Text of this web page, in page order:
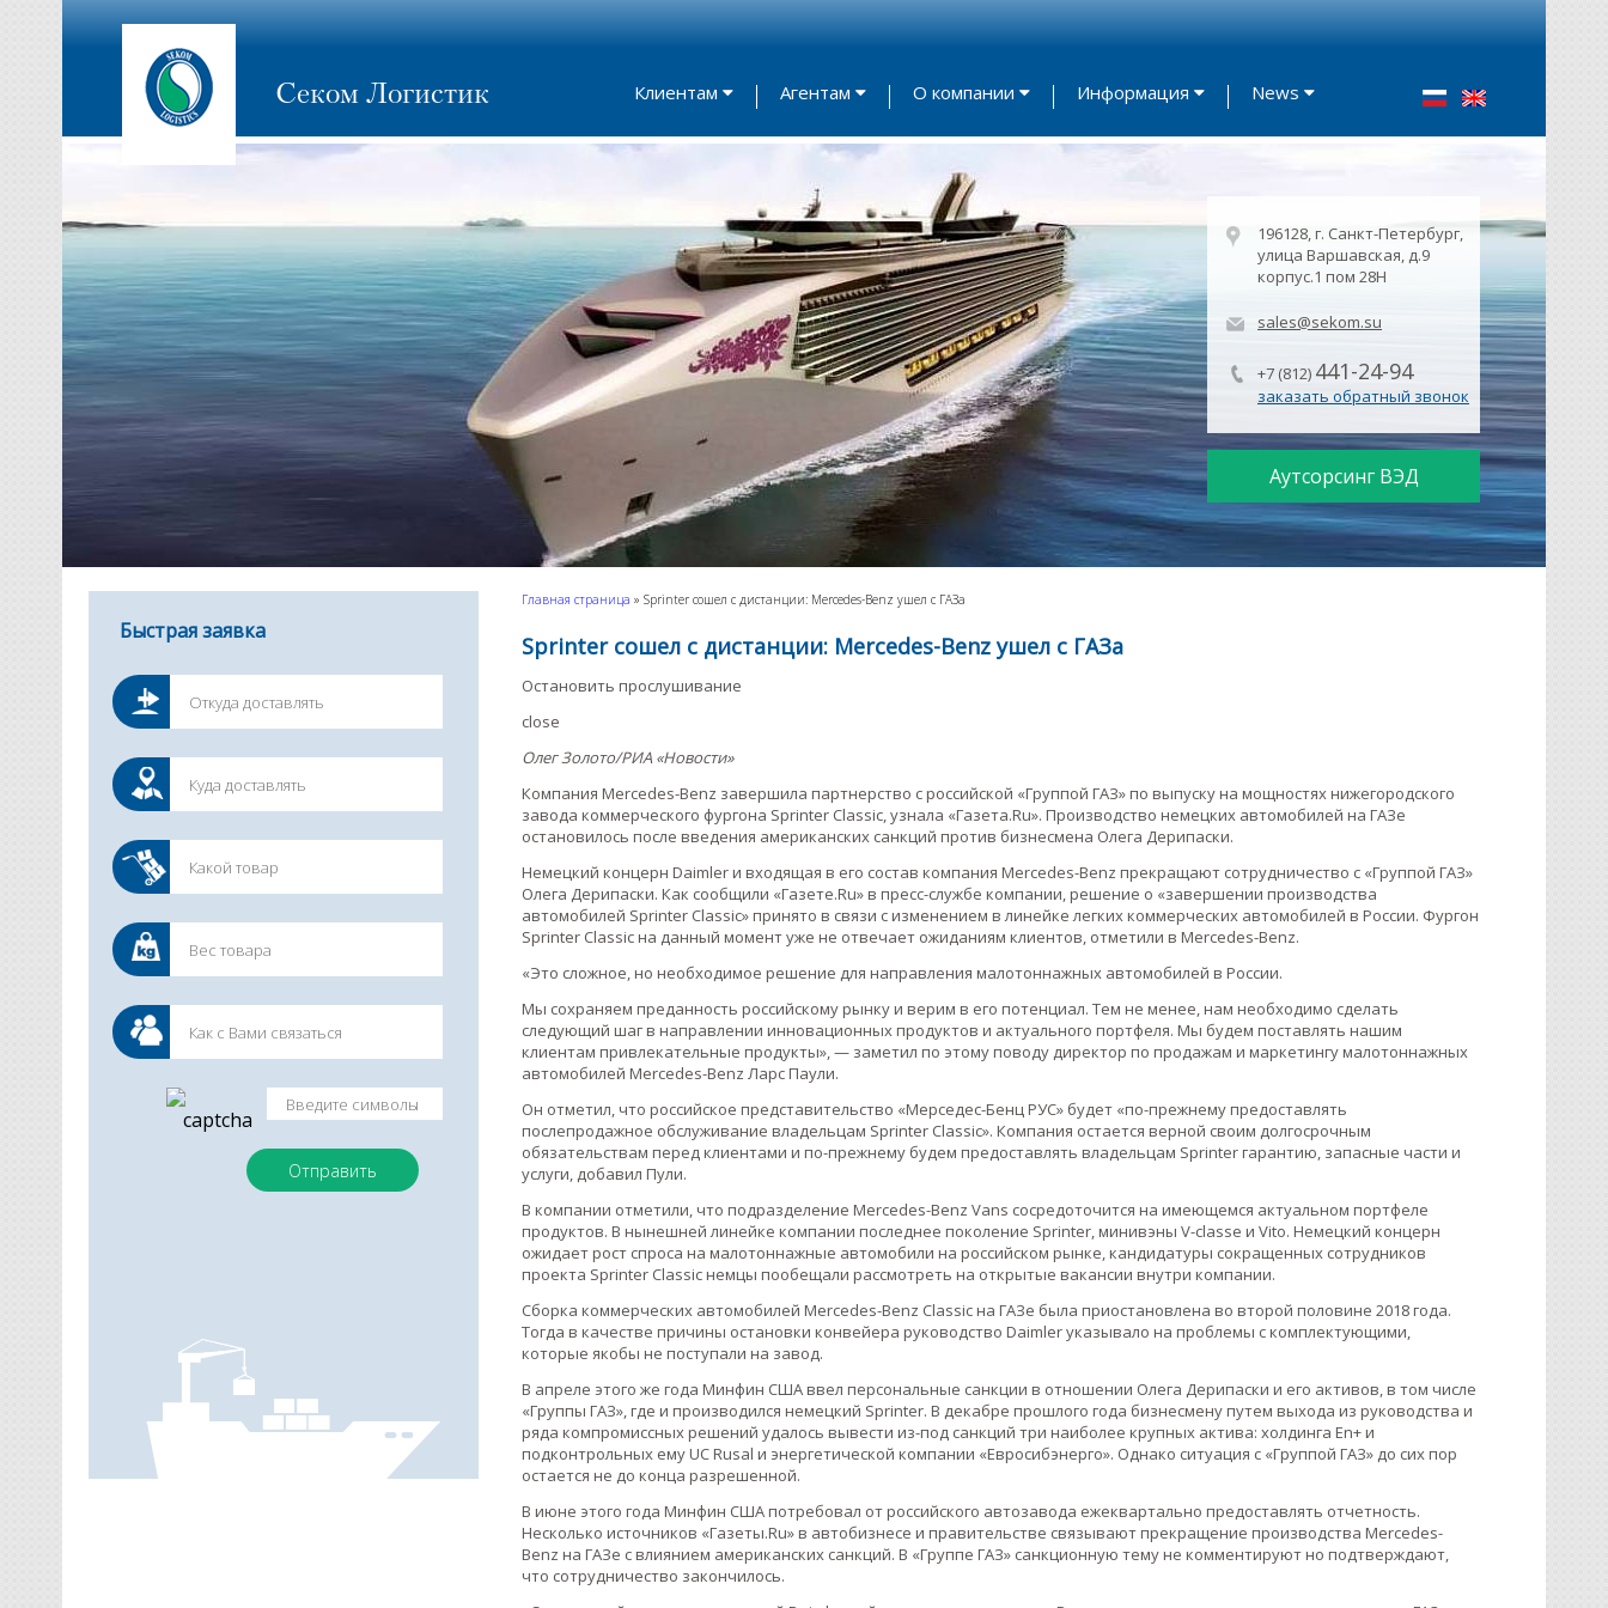
Секом Логистик Клиентам Агентам О компании Информация News
196128, г. Санкт-Петербург,
улица Варшавская, д.9
корпус.1 пом 28Н
sales@sekom.su
+7 (812) 441-24-94
заказать обратный звонок
Аутсорсинг ВЭД
Быстрая заявка
Главная страница » Sprinter сошел с дистанции: Mercedes-Benz ушел с ГАЗа
Sprinter сошел с дистанции: Mercedes-Benz ушел с ГАЗа
Остановить прослушивание
close
Олег Золото/РИА «Новости»
Компания Mercedes-Benz завершила партнерство с российской «Группой ГАЗ» по выпуску на мощностях нижегородского
завода коммерческого фургона Sprinter Classic, узнала «Газета.Ru». Производство немецких автомобилей на ГАЗе
остановилось после введения американских санкций против бизнесмена Олега Дерипаски.
Немецкий концерн Daimler и входящая в его состав компания Mercedes-Benz прекращают сотрудничество с «Группой ГАЗ»
Олега Дерипаски. Как сообщили «Газете.Ru» в пресс-службе компании, решение о «завершении производства
автомобилей Sprinter Classic» принято в связи с изменением в линейке легких коммерческих автомобилей в России. Фургон
Sprinter Classic на данный момент уже не отвечает ожиданиям клиентов, отметили в Mercedes-Benz.
«Это сложное, но необходимое решение для направления малотоннажных автомобилей в России.
Мы сохраняем преданность российскому рынку и верим в его потенциал. Тем не менее, нам необходимо сделать
следующий шаг в направлении инновационных продуктов и актуального портфеля. Мы будем поставлять нашим
клиентам привлекательные продукты», — заметил по этому поводу директор по продажам и маркетингу малотоннажных
автомобилей Mercedes-Benz Ларс Паули.
Он отметил, что российское представительство «Мерседес-Бенц РУС» будет «по-прежнему предоставлять
послепродажное обслуживание владельцам Sprinter Classic». Компания остается верной своим долгосрочным
обязательствам перед клиентами и по-прежнему будем предоставлять владельцам Sprinter гарантию, запасные части и
услуги, добавил Пули.
В компании отметили, что подразделение Mercedes-Benz Vans сосредоточится на имеющемся актуальном портфеле
продуктов. В нынешней линейке компании последнее поколение Sprinter, минивэны V-classe и Vito. Немецкий концерн
ожидает рост спроса на малотоннажные автомобили на российском рынке, кандидатуры сокращенных сотрудников
проекта Sprinter Classic немцы пообещали рассмотреть на открытые вакансии внутри компании.
Сборка коммерческих автомобилей Mercedes-Benz Classic на ГАЗе была приостановлена во второй половине 2018 года.
Тогда в качестве причины остановки конвейера руководство Daimler указывало на проблемы с комплектующими,
которые якобы не поступали на завод.
В апреле этого же года Минфин США ввел персональные санкции в отношении Олега Дерипаски и его активов, в том числе
«Группы ГАЗ», где и производился немецкий Sprinter. В декабре прошлого года бизнесмену путем выхода из руководства и
ряда компромиссных решений удалось вывести из-под санкций три наиболее крупных актива: холдинга En+ и
подконтрольных ему UC Rusal и энергетической компании «Евросибэнерго». Однако ситуация с «Группой ГАЗ» до сих пор
остается не до конца разрешенной.
В июне этого года Минфин США потребовал от российского автозавода ежеквартально предоставлять отчетность.
Несколько источников «Газеты.Ru» в автобизнесе и правительстве связывают прекращение производства Mercedes-
Benz на ГАЗе с влиянием американских санкций. В «Группе ГАЗ» санкционную тему не комментируют но подтверждают,
что сотрудничество закончилось.